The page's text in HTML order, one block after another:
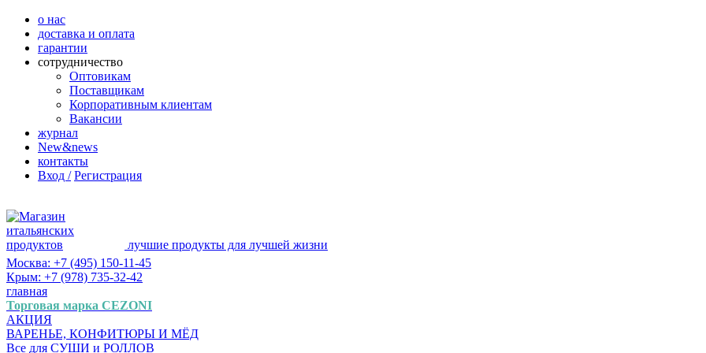
о нас
доставка и оплата
гарантии
сотрудничество
Оптовикам
Поставщикам
Корпоративным клиентам
Вакансии
журнал
New&news
контакты
Вход / Регистрация
лучшие продукты для лучшей жизни
Москва: +7 (495) 150-11-45
Крым: +7 (978) 735-32-42
главная
Торговая марка CEZONI
АКЦИЯ
ВАРЕНЬЕ, КОНФИТЮРЫ И МЁД
Все для СУШИ и РОЛЛОВ